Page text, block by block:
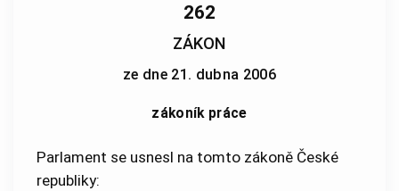
262
ZÁKON
ze dne 21. dubna 2006
zákoník práce
Parlament se usnesl na tomto zákoně České
republiky: